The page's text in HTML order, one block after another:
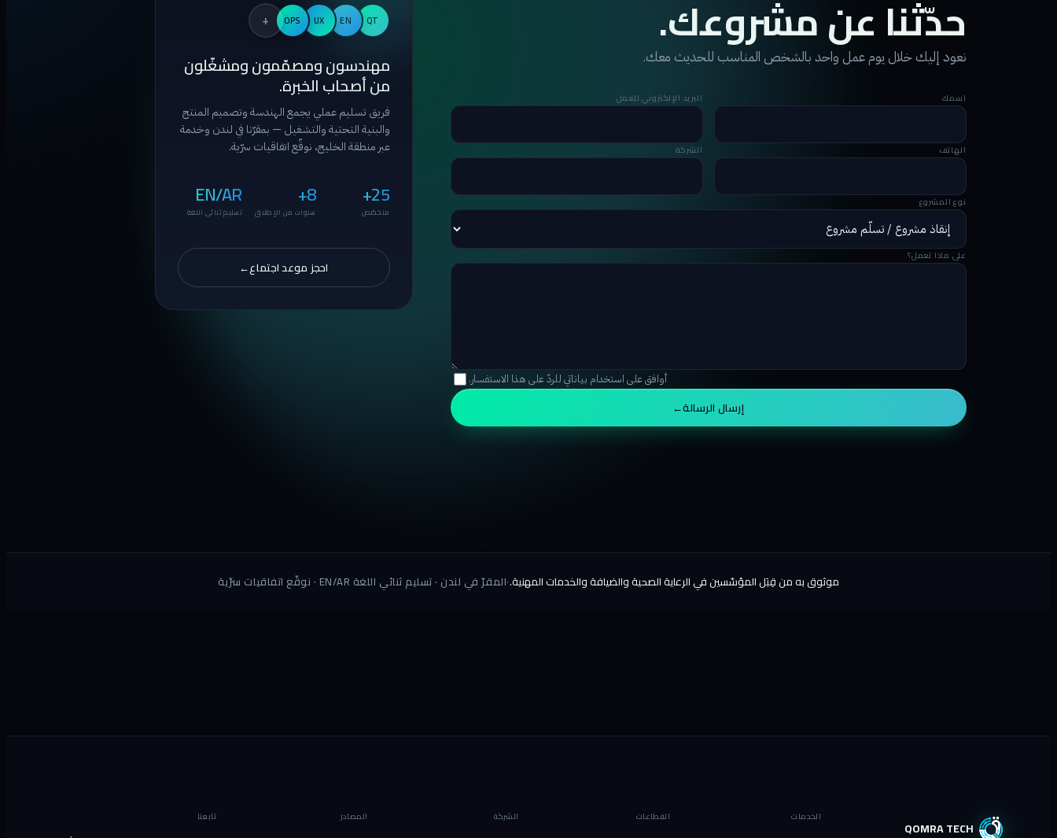
حدّثنا عن مشروعك.
نعود إليك خلال يوم عمل واحد بالشخص المناسب للحديث معك.
اسمك البريد الإلكتروني للعمل
الهاتف الشركة
نوع المشروع
على ماذا تعمل؟
أوافق على استخدام بياناتي للردّ على هذا الاستفسار.
إرسال الرسالة→
QT
EN
UX
OPS
+
مهندسون ومصمّمون ومشغّلون
من أصحاب الخبرة.
فريق تسليم عملي يجمع الهندسة وتصميم المنتج
والبنية التحتية والتشغيل — بمقرّنا في لندن وخدمة
عبر منطقة الخليج، نوقّع اتفاقيات سرّية.
25+
متخصّص
8+
سنوات من الإطلاق
EN/AR
تسليم ثنائي اللغة
احجز موعد اجتماع→
موثوق به من قِبَل المؤسّسين في الرعاية الصحية والضيافة والخدمات المهنية.·المقرّ في لندن · تسليم ثنائي اللغة EN/AR · نوقّع اتفاقيات سرّية
QOMRA TECH
الخدمات
القطاعات
الشركة
المصادر
تابعنا